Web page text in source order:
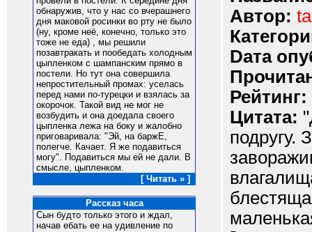
обнаружив, что у нас со вчерашнего
дня маковой росинки во рту не было
(ну, кроме неё, конечно, только это
тоже не еда) , мы решили
позавтракать и пообедать холодным
цыпленком с шампанским прямо в
постели. Но тут она совершила
непростительный промах: уселась
перед нами по-турецки и взялась за
окорочок. Такой вид не мог не
возбудить и она доедала своего
цыпленка лежа на боку и жалобно
приговаривала: "Эй, на баржЕ,
полегче. Качает. Я же подавиться
могу". Подавиться мы ей не дали. В
смысле, цыпленком.
[ Читать » ]
Рассказ часа
Сын будто только этого и ждал,
начав ебать ее на удивление по
Автор:
Dата
Рейтинг:
Цитата:
подругу.